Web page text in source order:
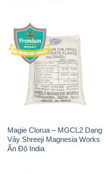
Magie Clorua – MGCL2 Dạng
Vảy Shreeji Magnesia Works
Ấn Độ India